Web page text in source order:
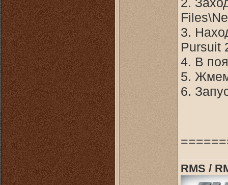
3.
Pursuit
4. В
5.
6.
RMS /